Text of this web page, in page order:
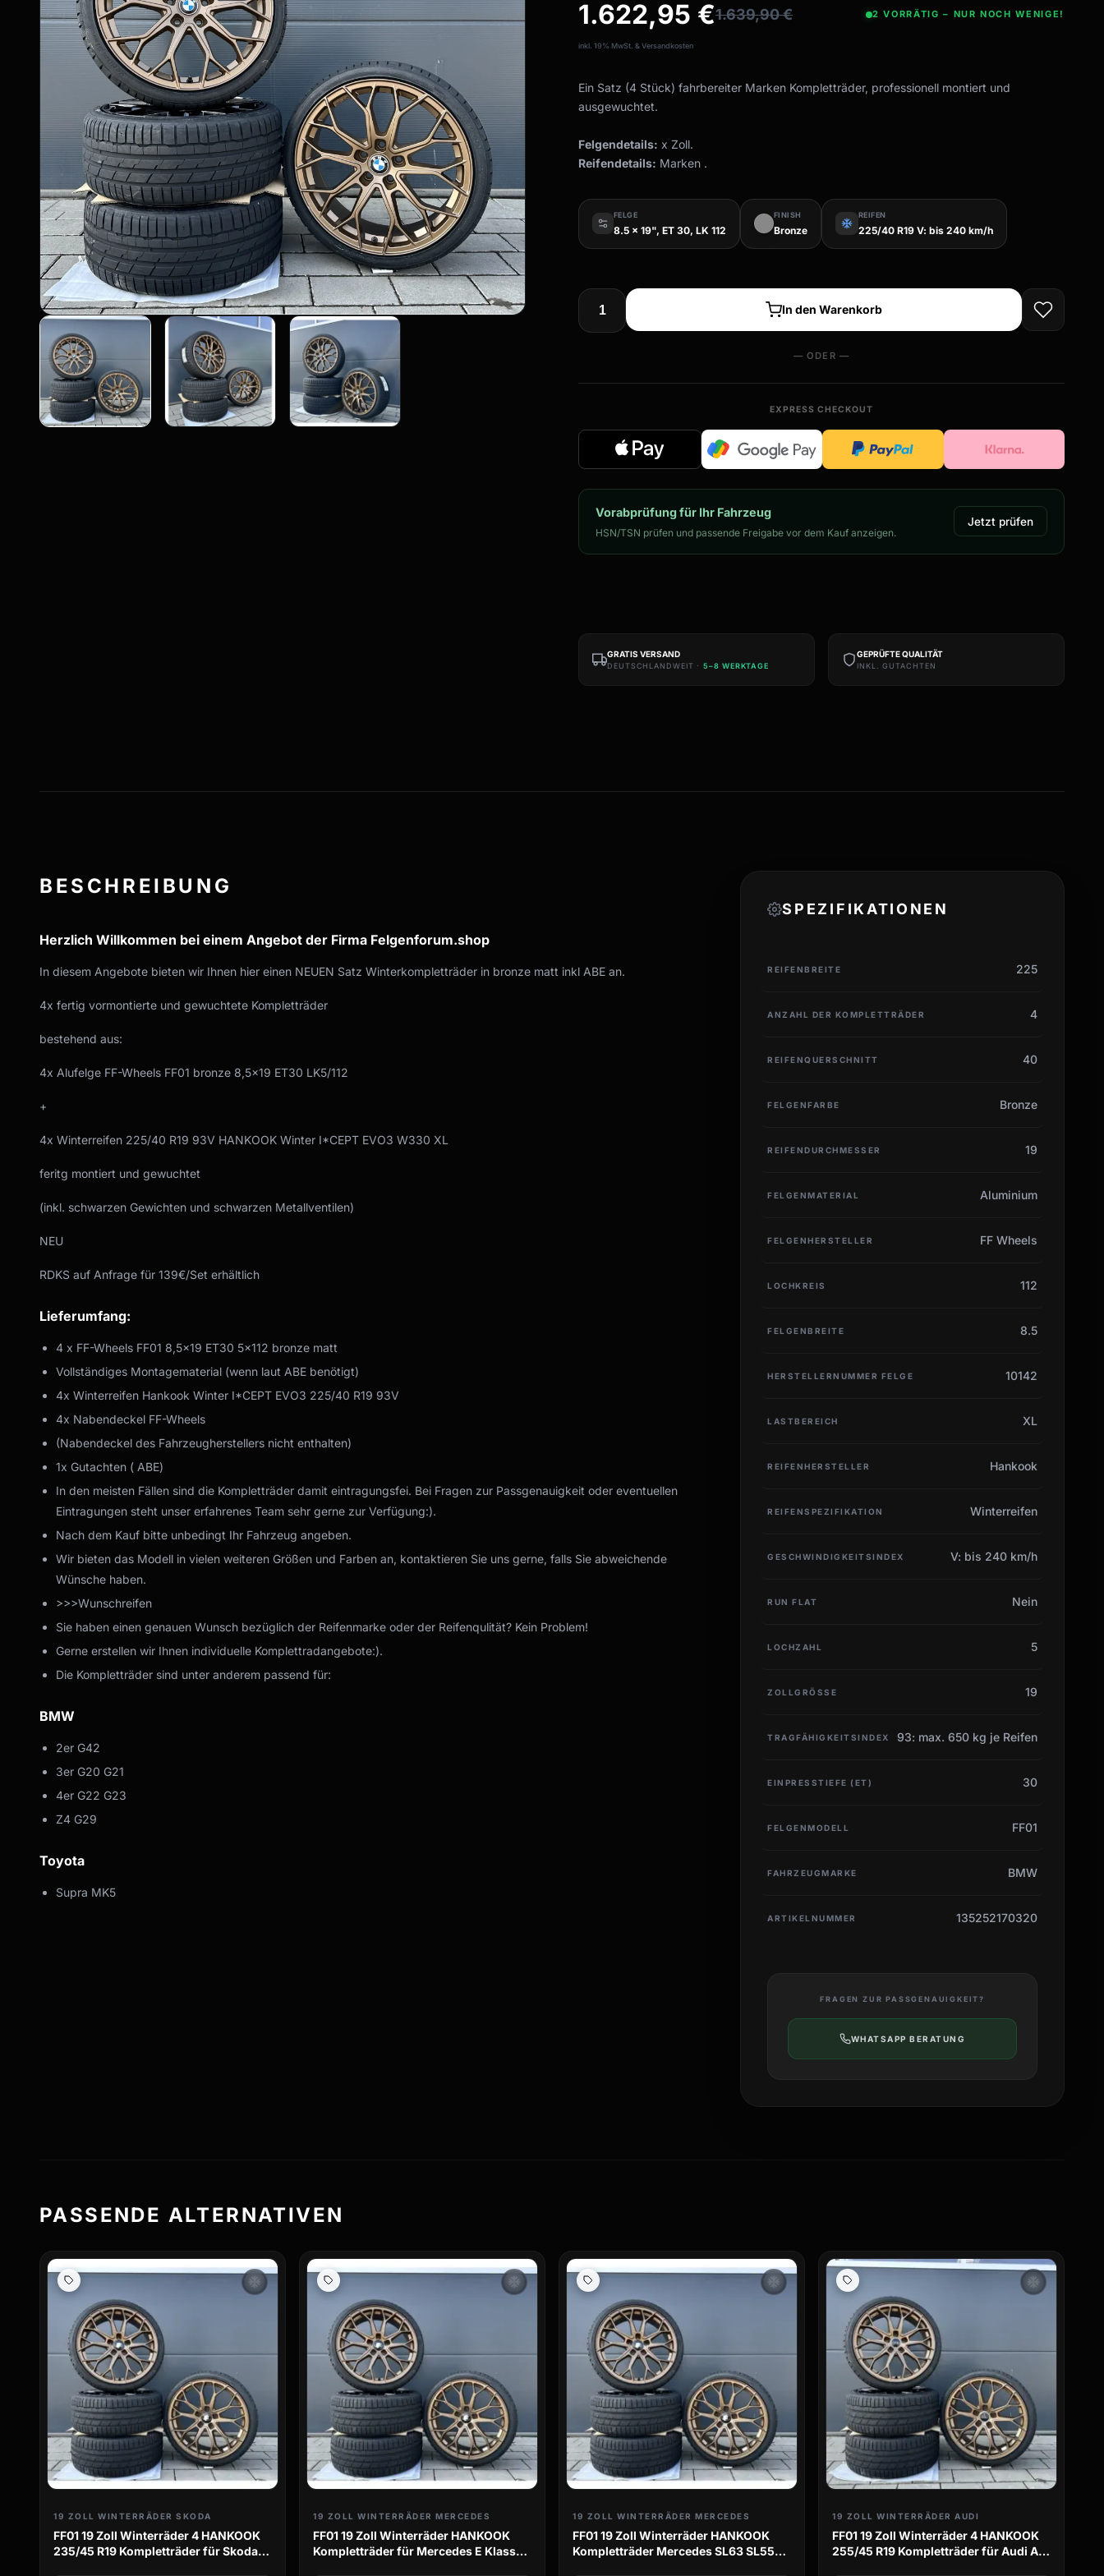
1.622,95 €1.639,90€ 2 VORRÄTIG – NUR NOCH WENIGE!
inkl. 19% MwSt. & Versandkosten
Ein Satz (4 Stück) fahrbereiter Marken Kompletträder, professionell montiert und
ausgewuchtet.
Felgendetails: x Zoll.
Reifendetails: Marken .
FELGE
8.5 x 19", ET 30, LK 112
FINISH
Bronze ac_unit
REIFEN
225/40 R19 V: bis 240 km/h
In den Warenkorb
— ODER —
EXPRESS CHECKOUT
Vorabprüfung für Ihr Fahrzeug
HSN/TSN prüfen und passende Freigabe vor dem Kauf anzeigen.
Jetzt prüfen
GRATIS VERSAND
DEUTSCHLANDWEIT ·5–8 WERKTAGE
GEPRÜFTE QUALITÄT
INKL. GUTACHTEN
BESCHREIBUNG
Herzlich Willkommen bei einem Angebot der Firma Felgenforum.shop
In diesem Angebote bieten wir Ihnen hier einen NEUEN Satz Winterkompletträder in bronze matt inkl ABE an.
4x fertig vormontierte und gewuchtete Kompletträder
bestehend aus:
4x Alufelge FF-Wheels FF01 bronze 8,5x19 ET30 LK5/112
+
4x Winterreifen 225/40 R19 93V HANKOOK Winter I*CEPT EVO3 W330 XL
feritg montiert und gewuchtet
(inkl. schwarzen Gewichten und schwarzen Metallventilen)
NEU
RDKS auf Anfrage für 139€/Set erhältlich
Lieferumfang:
4 x FF-Wheels FF01 8,5x19 ET30 5x112 bronze matt
Vollständiges Montagematerial (wenn laut ABE benötigt)
4x Winterreifen Hankook Winter I*CEPT EVO3 225/40 R19 93V
4x Nabendeckel FF-Wheels
(Nabendeckel des Fahrzeugherstellers nicht enthalten)
1x Gutachten ( ABE)
In den meisten Fällen sind die Kompletträder damit eintragungsfei. Bei Fragen zur Passgenauigkeit oder eventuellen
Eintragungen steht unser erfahrenes Team sehr gerne zur Verfügung:).
Nach dem Kauf bitte unbedingt Ihr Fahrzeug angeben.
Wir bieten das Modell in vielen weiteren Größen und Farben an, kontaktieren Sie uns gerne, falls Sie abweichende
Wünsche haben.
>>>Wunschreifen
Sie haben einen genauen Wunsch bezüglich der Reifenmarke oder der Reifenqulität? Kein Problem!
Gerne erstellen wir Ihnen individuelle Komplettradangebote:).
Die Kompletträder sind unter anderem passend für:
BMW
2er G42
3er G20 G21
4er G22 G23
Z4 G29
Toyota
Supra MK5
SPEZIFIKATIONEN
REIFENBREITE 225
ANZAHL DER KOMPLETTRÄDER 4
REIFENQUERSCHNITT 40
FELGENFARBE Bronze
REIFENDURCHMESSER 19
FELGENMATERIAL Aluminium
FELGENHERSTELLER FF Wheels
LOCHKREIS 112
FELGENBREITE 8.5
HERSTELLERNUMMER FELGE 10142
LASTBEREICH XL
REIFENHERSTELLER Hankook
REIFENSPEZIFIKATION Winterreifen
GESCHWINDIGKEITSINDEX V: bis 240 km/h
RUN FLAT Nein
LOCHZAHL 5
ZOLLGRÖSSE 19
TRAGFÄHIGKEITSINDEX 93: max. 650 kg je Reifen
EINPRESSTIEFE (ET) 30
FELGENMODELL FF01
FAHRZEUGMARKE BMW
ARTIKELNUMMER 135252170320
FRAGEN ZUR PASSGENAUIGKEIT?
WHATSAPP BERATUNG
PASSENDE ALTERNATIVEN
ac_unit
19 ZOLL WINTERRÄDER SKODA
FF01 19 Zoll Winterräder 4 HANKOOK
235/45 R19 Kompletträder für Skoda
ac_unit
19 ZOLL WINTERRÄDER MERCEDES
FF01 19 Zoll Winterräder HANKOOK
Kompletträder für Mercedes E Klasse
ac_unit
19 ZOLL WINTERRÄDER MERCEDES
FF01 19 Zoll Winterräder HANKOOK
Kompletträder Mercedes SL63 SL55
ac_unit
19 ZOLL WINTERRÄDER AUDI
FF01 19 Zoll Winterräder 4 HANKOOK
255/45 R19 Kompletträder für Audi A7